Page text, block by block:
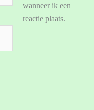
wanneer ik een
reactie plaats.